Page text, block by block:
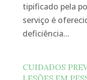
tipificado pela
serviço é
deficiência...
CUIDADOS
LESÕES EM